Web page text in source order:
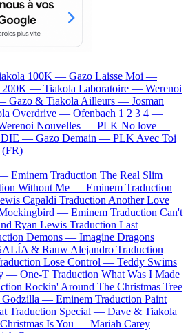
100K — Gazo Laisse Moi —
200K — Tiakola Laboratoire — Werenoi
Gazo & Tiakola Ailleurs — Josman
Overdrive — Ofenbach 1 2 3 4 —
Nouvelles — PLK No love —
DIE — Gazo Demain — PLK Avec Toi
— Eminem Traduction The Real Slim
Without Me — Eminem Traduction
Capaldi Traduction Another Love
— Eminem Traduction Can't
Ryan Lewis Traduction Last
Demons — Imagine Dragons
& Rauw Alejandro Traduction
Lose Control — Teddy Swims
— One-T Traduction What Was I Made
Rockin' Around The Christmas Tree
Godzilla — Eminem Traduction Paint
Traduction Special — Dave & Tiakola
Is You — Mariah Carey